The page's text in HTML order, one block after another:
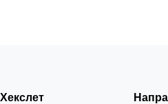
Хекслет